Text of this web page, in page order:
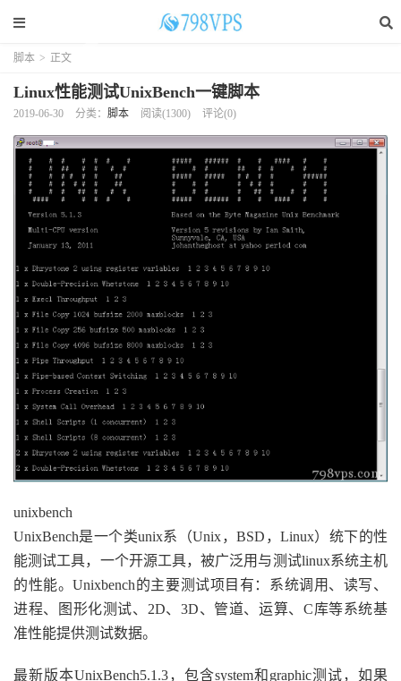
脚本 > 正文
Linux性能测试UnixBench一键脚本
2019-06-30 分类： 脚本 阅读(1300) 评论(0)
unixbench
UnixBench是一个类unix系（Unix，BSD，Linux）统下的性
能测试工具，一个开源工具，被广泛用与测试linux系统主机
的性能。Unixbench的主要测试项目有：系统调用、读写、
进程、图形化测试、2D、3D、管道、运算、C库等系统基
准性能提供测试数据。
最新版本UnixBench5.1.3，包含system和graphic测试，如果